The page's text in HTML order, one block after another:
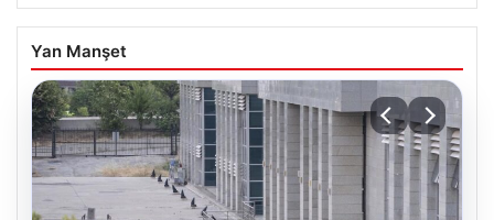
Yan Manşet